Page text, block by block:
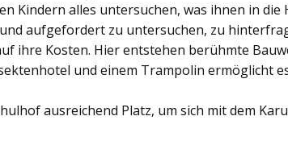
Kindern alles untersuchen, was ihnen in die
aufgefordert zu untersuchen, zu
ihre Kosten. Hier entstehen berühmte
und einem Trampolin ermöglicht
ausreichend Platz, um sich mit dem